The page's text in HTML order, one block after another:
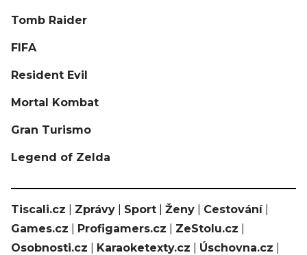
Tomb Raider
FIFA
Resident Evil
Mortal Kombat
Gran Turismo
Legend of Zelda
Tiscali.cz Zprávy Sport Ženy Cestování|
Games.cz
Profigamers.cz ZeStolu.cz
Osobnosti.cz
Karaoketexty.cz Úschovna.cz